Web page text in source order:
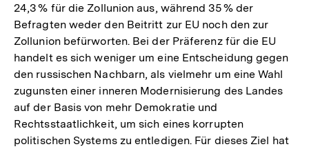
24,3 % für die Zollunion aus, während 35 % der
Befragten weder den Beitritt zur EU noch den zur
Zollunion befürworten. Bei der Präferenz für die EU
handelt es sich weniger um eine Entscheidung gegen
den russischen Nachbarn, als vielmehr um eine Wahl
zugunsten einer inneren Modernisierung des Landes
auf der Basis von mehr Demokratie und
Rechtsstaatlichkeit, um sich eines korrupten
politischen Systems zu entledigen. Für dieses Ziel hat